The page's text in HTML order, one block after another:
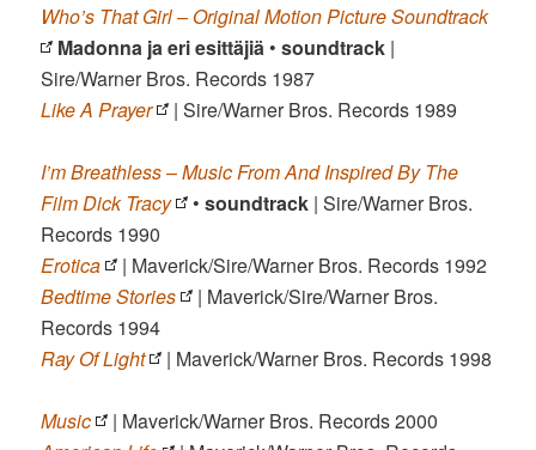
Who’s That Girl – Original Motion Picture Soundtrack
Madonna ja eri esittäjiä •soundtrack |
Sire/Warner Bros. Records 1987
Like A Prayer
| Sire/Warner Bros. Records 1989
I’m Breathless–Music From And Inspired By The
Film Dick Tracy
•soundtrack | Sire/Warner Bros.
Records 1990
Erotica
| Maverick/Sire/Warner Bros. Records 1992
Bedtime Stories
| Maverick/Sire/Warner Bros.
Records 1994
Ray Of Light
| Maverick/Warner Bros. Records 1998
Music
| Maverick/Warner Bros. Records 2000